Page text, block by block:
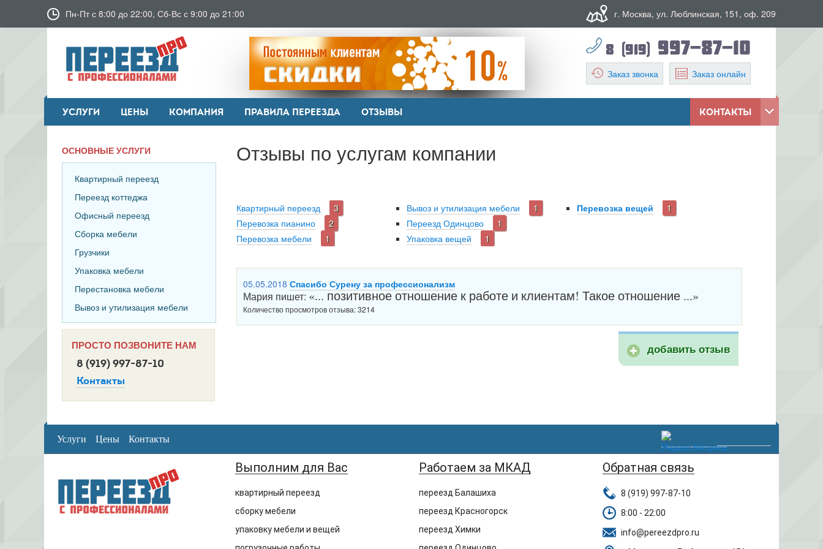
Пн-Пт с 8:00 до 22:00, Сб-Вс с 9:00 до 21:00 г. Москва, ул. Люблинская, 151, оф. 209
8 (919) 997-87-10
Заказ звонка Заказ онлайн
УСЛУГИ ЦЕНЫ КОМПАНИЯ ПРАВИЛА ПЕРЕЕЗДА ОТЗЫВЫ КОНТАКТЫ
Калькулятор переезда
Вакансии
ОСНОВНЫЕ УСЛУГИ
Квартирный переезд
Переезд коттеджа
Офисный переезд
Сборка мебели
Грузчики
Упаковка мебели
Перестановка мебели
Вывоз и утилизация мебели
ПРОСТО ПОЗВОНИТЕ НАМ
8 (919) 997-87-10
Контакты
Отзывы по услугам компании
Квартирный переезд
3
Перевозка пианино
2
Перевозка мебели
1
Вывоз и утилизация мебели
1
Переезд Одинцово
1
Упаковка вещей
1
Перевозка вещей 1
05.05.2018 Спасибо Сурену за профессионализм
Мария пишет: «... позитивное отношение к работе и клиентам! Такое отношение ...»
Количество просмотров отзыва: 3214
добавить отзыв
Услуги Цены Контакты
Выполним для Вас
квартирный переезд
сборку мебели
упаковку мебели и вещей
Работаем за МКАД
переезд Балашиха
переезд Красногорск
переезд Химки
Обратная связь
8 (919) 997-87-10
8:00 - 22:00
info@pereezdpro.ru